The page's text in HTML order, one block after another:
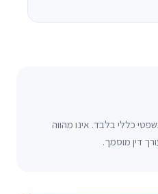
כללי בלבד. אינו מהווה
דין מוסמך.